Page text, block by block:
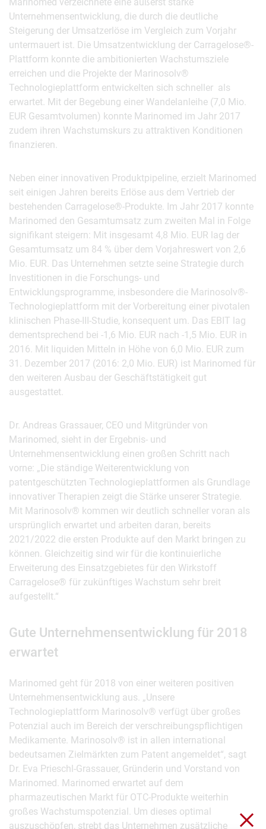
Unternehmensentwicklung, die durch die deutliche
Steigerung der Umsatzerlöse im Vergleich zum Vorjahr
untermauert ist. Die Umsatzentwicklung der Carragelose®-
Plattform konnte die ambitionierten Wachstumsziele
erreichen und die Projekte der Marinosolv®
Technologieplattform entwickelten sich schneller als
erwartet. Mit der Begebung einer Wandelanleihe (7,0 Mio.
EUR Gesamtvolumen) konnte Marinomed im Jahr 2017
zudem ihren Wachstumskurs zu attraktiven Konditionen
finanzieren.
Neben einer innovativen Produktpipeline, erzielt Marinomed
seit einigen Jahren bereits Erlöse aus dem Vertrieb der
bestehenden Carragelose®-Produkte. Im Jahr 2017 konnte
Marinomed den Gesamtumsatz zum zweiten Mal in Folge
signifikant steigern: Mit insgesamt 4,8 Mio. EUR lag der
Gesamtumsatz um 84 % über dem Vorjahreswert von 2,6
Mio. EUR. Das Unternehmen setzte seine Strategie durch
Investitionen in die Forschungs- und
Entwicklungsprogramme, insbesondere die Marinosolv®-
Technologieplattform mit der Vorbereitung einer pivotalen
klinischen Phase-III-Studie, konsequent um. Das EBIT lag
dementsprechend bei -1,6 Mio. EUR nach -1,5 Mio. EUR in
2016. Mit liquiden Mitteln in Höhe von 6,0 Mio. EUR zum
31. Dezember 2017 (2016: 2,0 Mio. EUR) ist Marinomed für
den weiteren Ausbau der Geschäftstätigkeit gut
ausgestattet.
Dr. Andreas Grassauer, CEO und Mitgründer von
Marinomed, sieht in der Ergebnis- und
Unternehmensentwicklung einen großen Schritt nach
vorne: „Die ständige Weiterentwicklung von
patentgeschützten Technologieplattformen als Grundlage
innovativer Therapien zeigt die Stärke unserer Strategie.
Mit Marinosolv® kommen wir deutlich schneller voran als
ursprünglich erwartet und arbeiten daran, bereits
2021/2022 die ersten Produkte auf den Markt bringen zu
können. Gleichzeitig sind wir für die kontinuierliche
Erweiterung des Einsatzgebietes für den Wirkstoff
Carragelose® für zukünftiges Wachstum sehr breit
aufgestellt.“
Gute Unternehmensentwicklung für 2018
erwartet
Marinomed geht für 2018 von einer weiteren positiven
Unternehmensentwicklung aus. „Unsere
Technologieplattform Marinosolv® verfügt über großes
Potenzial auch im Bereich der verschreibungspflichtigen
Medikamente. Marinosolv® ist in allen international
bedeutsamen Zielmärkten zum Patent angemeldet“, sagt
Dr. Eva Prieschl-Grassauer, Gründerin und Vorstand von
Marinomed. Marinomed erwartet auf dem
pharmazeutischen Markt für OTC-Produkte weiterhin
großes Wachstumspotenzial. Um dieses optimal
auszuschöpfen, strebt das Unternehmen zusätzliche